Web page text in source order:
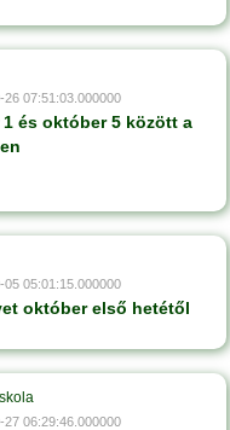
07:51:03.000000
és október 5 között a
05:01:15.000000
október első hetétől
06:29:46.000000